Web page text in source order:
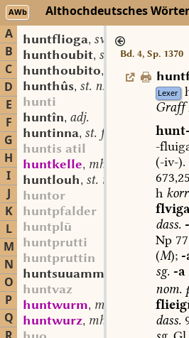
AWb Althochdeutsches
A
B
C
D
E
F
G
H
I
J
K
L
M
N
O
P
Q
huntflioga, sw. st. f.
hunthoubit, st. n.
hunthoubito,
sw. m.
hunthûs, st. n.
hunti
huntîn, adj.
huntinna, st. f.
huntis atil
huntkelle, mhd. st. sw. f.
huntlouh, st. m.
huntor
huntpfalder
huntplū
huntprutti
huntpruttin
huntsuuammo
huntvaz
huntwurm, mhd. st. m.
huntwurz, mhd. st. f.
Bd. 4, Sp. 1370
Lexer
Graff
-
(-iv-).
673,25
h
dass.
Np
(M); -
sg. -a
nom.
dass.